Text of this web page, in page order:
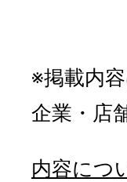
※掲載内
企業・店
内容につ